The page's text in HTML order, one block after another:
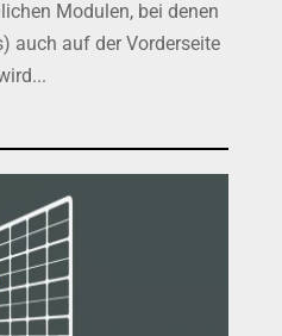
Modulen, bei denen
auch auf der Vorderseite